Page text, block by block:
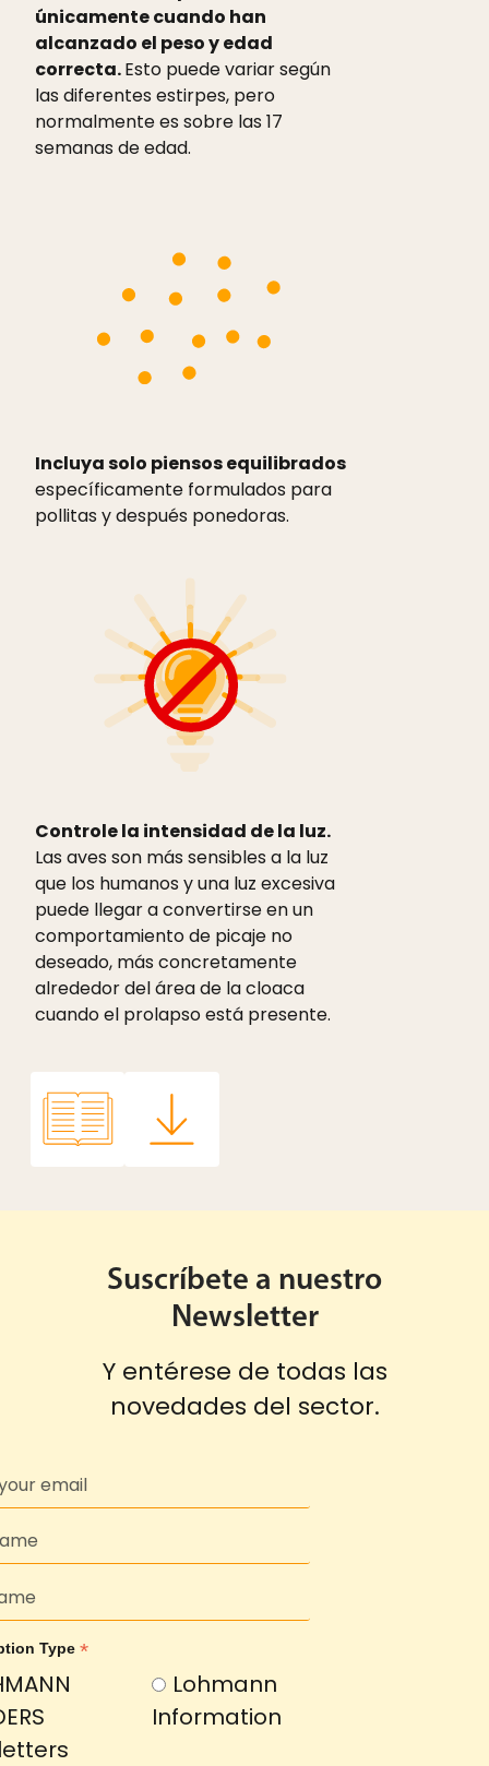
únicamente cuando han
alcanzado el peso y edad
correcta.Esto puede variar según
las diferentes estirpes, pero
normalmente es sobre las 17
semanas de edad.
Incluya solo piensos equilibrados
específicamente formulados para
pollitas y después ponedoras.
Controle la intensidad de la luz.
Las aves son más sensibles a la luz
que los humanos y una luz excesiva
puede llegar a convertirse en un
comportamiento de picaje no
deseado, más concretamente
alrededor del área de la cloaca
cuando el prolapso está presente.
Suscríbete a nuestro
Newsletter
Y entérese de todas las
novedades del sector.
Type *
Lohmann
Information